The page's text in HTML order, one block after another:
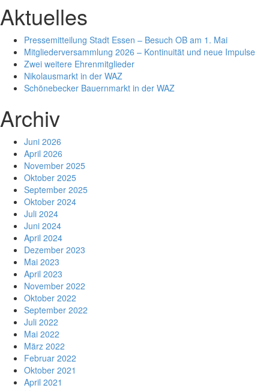
Aktuelles
Pressemitteilung Stadt Essen – Besuch OB am 1. Mai
Mitgliederversammlung 2026 – Kontinuität und neue Impulse
Zwei weitere Ehrenmitglieder
Nikolausmarkt in der WAZ
Schönebecker Bauernmarkt in der WAZ
Archiv
Juni 2026
April 2026
November 2025
Oktober 2025
September 2025
Oktober 2024
Juli 2024
Juni 2024
April 2024
Dezember 2023
Mai 2023
April 2023
November 2022
Oktober 2022
September 2022
Juli 2022
Mai 2022
März 2022
Februar 2022
Oktober 2021
April 2021